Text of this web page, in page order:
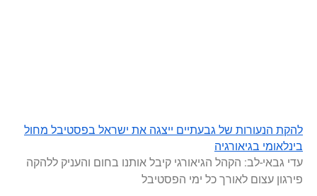
להקת הנעורות של גבעתיים ייצגה את ישראל בפסטיבל מחול
בינלאומי בגיאורגיה
עדי גבאי-לב: הקהל הגיאורגי קיבל אותנו בחום והעניק ללהקה
פירגון עצום לאורך כל ימי הפסטיבל